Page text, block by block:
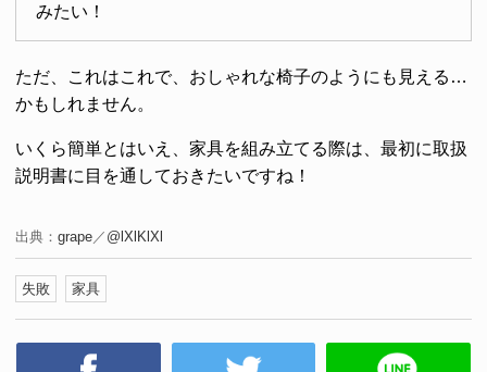
みたい！
ただ、これはこれで、おしゃれな椅子のようにも見える…
かもしれません。
いくら簡単とはいえ、家具を組み立てる際は、最初に取扱
説明書に目を通しておきたいですね！
出典： grape／ @lXlKlXl
失敗 家具